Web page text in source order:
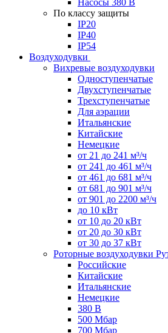
Насосы 380 В
По классу защиты
IP20
IP40
IP54
Воздуходувки
Вихревые воздуходувки
Одноступенчатые
Двухступенчатые
Трехступенчатые
Для аэрации
Итальянские
Китайские
Немецкие
от 21 до 241 м³/ч
от 241 до 461 м³/ч
от 461 до 681 м³/ч
от 681 до 901 м³/ч
от 901 до 2200 м³/ч
до 10 кВт
от 10 до 20 кВт
от 20 до 30 кВт
от 30 до 37 кВт
Роторные воздуходувки
Российские
Китайские
Итальянские
Немецкие
380 В
500 Мбар
700 Мбар